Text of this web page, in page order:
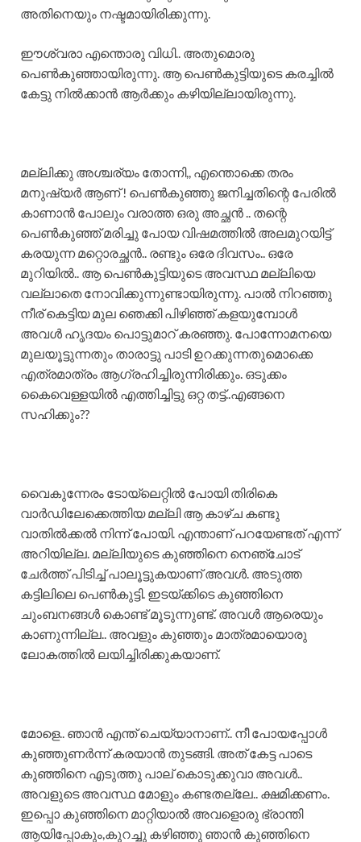
അതിനെയും നഷ്ടമായിരിക്കുന്നു.
ഈശ്വരാ എന്തൊരു വിധി.. അതുമൊരു
പെൺകുഞ്ഞായിരുന്നു. ആ പെൺകുട്ടിയുടെ കരച്ചിൽ
കേട്ടു നിൽക്കാൻ ആർക്കും കഴിയില്ലായിരുന്നു.
മല്ലിക്കു അശ്ചര്യം തോന്നി,, എന്തൊക്കെ തരം
മനുഷ്യർ ആണ് ! പെൺകുഞ്ഞു ജനിച്ചതിന്റെ പേരിൽ
കാണാൻ പോലും വരാത്ത ഒരു അച്ഛൻ .. തന്റെ
പെൺകുഞ്ഞ് മരിച്ചു പോയ വിഷമത്തിൽ അലമുറയിട്ട്
കരയുന്ന മറ്റൊരച്ഛൻ.. രണ്ടും ഒരേ ദിവസം.. ഒരേ
മുറിയിൽ.. ആ പെൺകുട്ടിയുടെ അവസ്ഥ മല്ലിയെ
വല്ലാതെ നോവിക്കുന്നുണ്ടായിരുന്നു. പാൽ നിറഞ്ഞു
നീര് കെട്ടിയ മുല ഞെക്കി പിഴിഞ്ഞ് കളയുമ്പോൾ
അവൾ ഹൃദയം പൊട്ടുമാറ് കരഞ്ഞു. പോന്നോമനയെ
മുലയൂട്ടുന്നതും താരാട്ടു പാടി ഉറക്കുന്നതുമൊക്കെ
എത്രമാത്രം ആഗ്രഹിച്ചിരുന്നിരിക്കും. ഒടുക്കം
കൈവെള്ളയിൽ എത്തിച്ചിട്ടു ഒറ്റ തട്ട്..എങ്ങനെ
സഹിക്കും??
വൈകുന്നേരം ടോയ്‌ലെറ്റിൽ പോയി തിരികെ
വാർഡിലേക്കെത്തിയ മല്ലി ആ കാഴ്ച കണ്ടു
വാതിൽക്കൽ നിന്ന് പോയി. എന്താണ് പറയേണ്ടത് എന്ന്
അറിയില്ല. മല്ലിയുടെ കുഞ്ഞിനെ നെഞ്ചോട്‌
ചേർത്ത് പിടിച്ച് പാലൂട്ടുകയാണ് അവൾ. അടുത്ത
കട്ടിലിലെ പെൺകുട്ടി. ഇടയ്ക്കിടെ കുഞ്ഞിനെ
ചുംബനങ്ങൾ കൊണ്ട് മൂടുന്നുണ്ട്. അവൾ ആരെയും
കാണുന്നില്ല.. അവളും കുഞ്ഞും മാത്രമായൊരു
ലോകത്തിൽ ലയിച്ചിരിക്കുകയാണ്.
മോളെ.. ഞാൻ എന്ത് ചെയ്യാനാണ്.. നീ പോയപ്പോൾ
കുഞ്ഞുണർന്ന് കരയാൻ തുടങ്ങി. അത് കേട്ട പാടെ
കുഞ്ഞിനെ എടുത്തു പാല് കൊടുക്കുവാ അവൾ..
അവളുടെ അവസ്ഥ മോളും കണ്ടതല്ലേ.. ക്ഷമിക്കണം.
ഇപ്പൊ കുഞ്ഞിനെ മാറ്റിയാൽ അവളൊരു ഭ്രാന്തി
ആയിപ്പോകും,കുറച്ചു കഴിഞ്ഞു ഞാൻ കുഞ്ഞിനെ